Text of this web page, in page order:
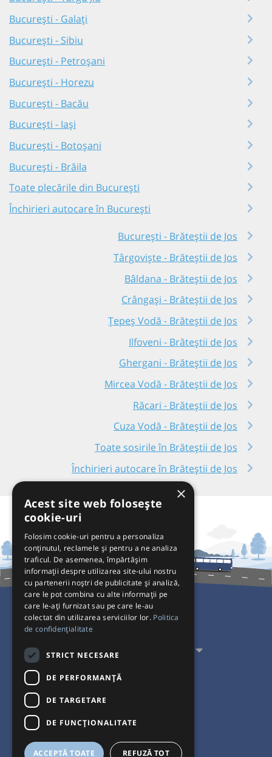
București - Galați
București - Sibiu
București - Petroșani
București - Horezu
București - Bacău
București - Iași
București - Botoșani
București - Brăila
Toate plecările din București
Închirieri autocare în București
București - Brăteștii de Jos
Târgoviște - Brăteștii de Jos
Bâldana - Brăteștii de Jos
Crângași - Brăteștii de Jos
Țepeș Vodă - Brăteștii de Jos
Ilfoveni - Brăteștii de Jos
Ghergani - Brăteștii de Jos
Mircea Vodă - Brăteștii de Jos
Răcari - Brăteștii de Jos
Cuza Vodă - Brăteștii de Jos
Toate sosirile în Brăteștii de Jos
Închirieri autocare în Brăteștii de Jos
Pentru Călători
Pentru Transportatori
Interacționăm
Acceptăm plăți cu
×
Acest site web folosește
cookie-uri
Folosim cookie-uri pentru a personaliza
conținutul, reclamele și pentru a ne analiza
traficul. De asemenea, împărtășim
informații despre utilizarea site-ului nostru
cu partenerii noștri de publicitate și analiză,
care le pot combina cu alte informații pe
care le-ați furnizat sau pe care le-au
colectat din utilizarea serviciilor lor. Politica
de confidențialitate
STRICT NECESARE
DE PERFORMANȚĂ
DE TARGETARE
DE FUNCŢIONALITATE
ACCEPTĂ TOATE REFUZĂ TOT